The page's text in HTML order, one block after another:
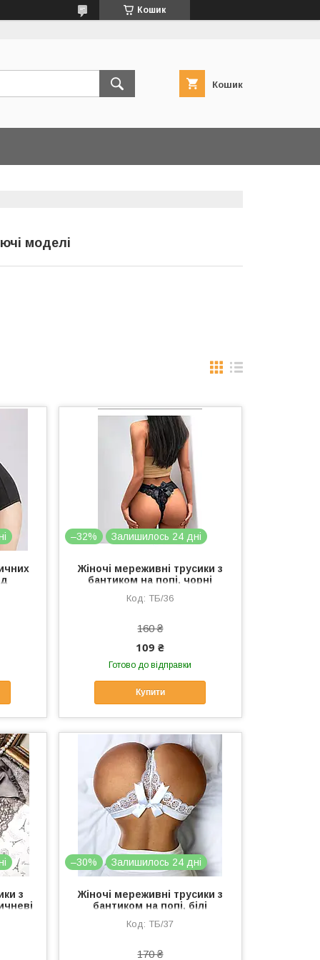
Кошик
Кошик
моделі
–32% Залишилось 24 дні
Жіночі мереживні трусики з
бантиком на попі, чорні
посадці M
ТБ/36
160 ₴
109 ₴
Готово до відправки
Купити
з
–30% Залишилось 24 дні
Жіночі мереживні трусики з
бантиком на попі, білі
посадці L
ТБ/37
170 ₴